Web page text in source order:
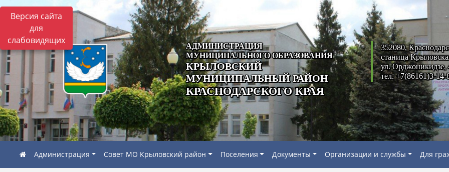
Версия сайта
для
слабовидящих
АДМИНИСТРАЦИЯ
МУНИЦИПАЛЬНОГО ОБРАЗОВАНИЯ
КРЫЛОВСКИЙ
МУНИЦИПАЛЬНЫЙ РАЙОН
КРАСНОДАРСКОГО КРАЯ
352080,
станица
ул. Орджоникидзе,
тел. +7(86161)3-14-
Администрация Совет МО Крыловский район Поселения Документы Организации и службы Для